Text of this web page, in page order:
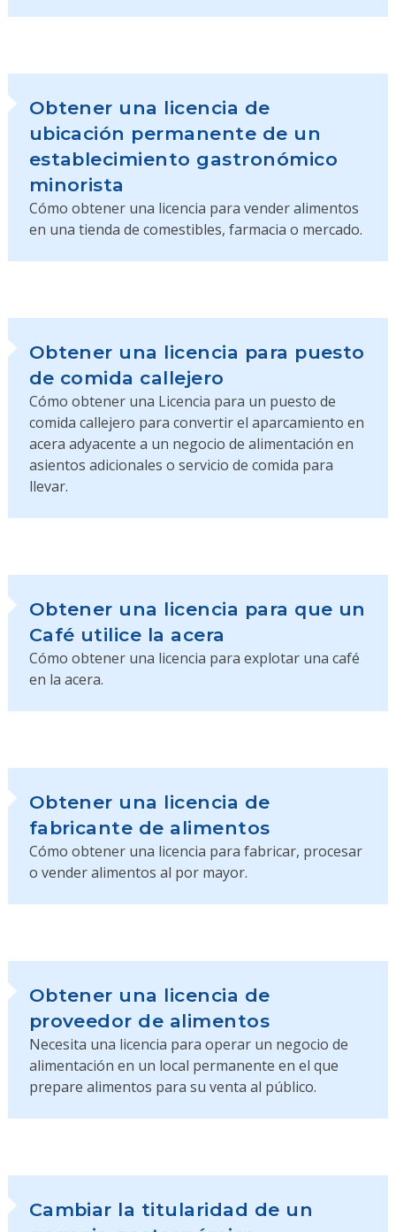
Obtener una licencia de
ubicación permanente de un
establecimiento gastronómico
minorista
Cómo obtener una licencia para vender alimentos
en una tienda de comestibles, farmacia o mercado.
Obtener una licencia para puesto
de comida callejero
Cómo obtener una Licencia para un puesto de
comida callejero para convertir el aparcamiento en
acera adyacente a un negocio de alimentación en
asientos adicionales o servicio de comida para
llevar.
Obtener una licencia para que un
Café utilice la acera
Cómo obtener una licencia para explotar una café
en la acera.
Obtener una licencia de
fabricante de alimentos
Cómo obtener una licencia para fabricar, procesar
o vender alimentos al por mayor.
Obtener una licencia de
proveedor de alimentos
Necesita una licencia para operar un negocio de
alimentación en un local permanente en el que
prepare alimentos para su venta al público.
Cambiar la titularidad de un